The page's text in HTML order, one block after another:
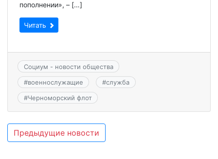
пополнении», – […]
Читать
Социум - новости общества
#военнослужащие #служба
#Черноморский флот
Навигация
Предыдущие новости